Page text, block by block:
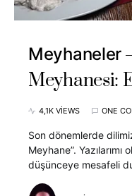
Meyhaneler
Meyhanesi:
4,1K VIEWS ONE
Son dönemlerde
Meyhane”. Yazılarımı
düşünceye mesafeli